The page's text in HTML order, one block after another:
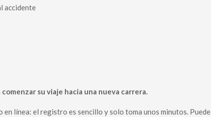
accidente
su viaje hacia una nueva carrera.
en línea: el registro es sencillo y solo toma unos minutos. Puede